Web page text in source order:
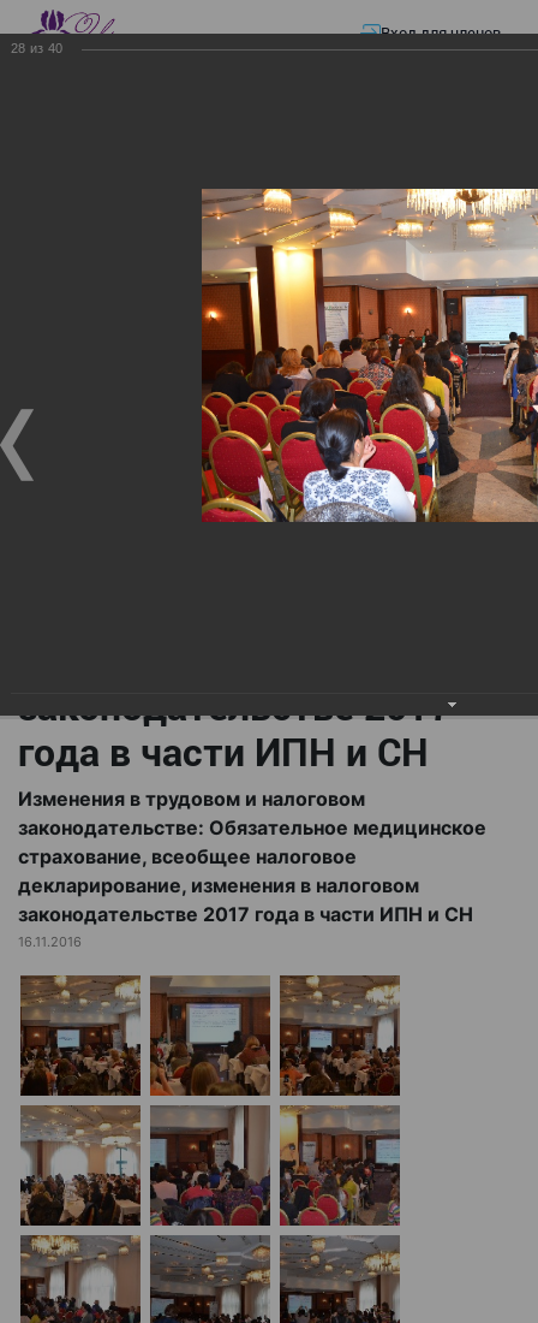
Вход для членов
Презентации—Изменения в трудовом и налоговом
законодательстве: Обязательное медицинское страхование, всеобщее
налоговое декларирование, изменения в налоговом законодательстве
2017 года в части ИПН и СН
Изменения в трудовом и
налоговом
законодательстве:
Обязательное
медицинское страхование,
законодательстве 2017
года в части ИПН и СН
Изменения в трудовом и налоговом
законодательстве: Обязательное медицинское
страхование, всеобщее налоговое
декларирование, изменения в налоговом
законодательстве 2017 года в части ИПН и СН
16.11.2016
28 из 40